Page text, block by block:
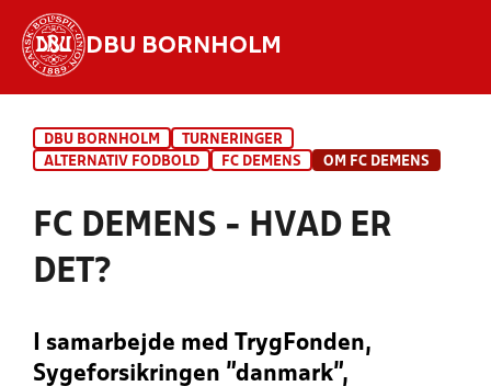
DBU BORNHOLM
INDHOLD OG NYHEDER
HOLD
DBU BORNHOLM
TURNERINGER
ALTERNATIV FODBOLD
FC DEMENS OM FC DEMENS
FC DEMENS - HVAD ER
DET?
I samarbejde med TrygFonden,
Sygeforsikringen ”danmark”,